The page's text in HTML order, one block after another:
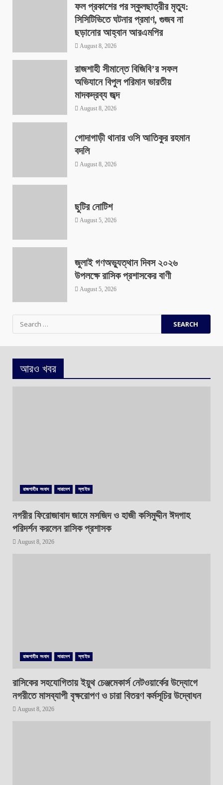
ফল প্রকাশের পর স্কুলছাত্রীর মৃত্যু:
সিসিটিভিতে ঘটনার প্রমাণ, গুজব না
ছড়ানোর আহ্বান আরএমপির
August 8, 2026
রাজশাহী সীমান্তে বিজিবি’র সফল
অভিযানে বিপুল পরিমান ভারতীয়
মাদকদ্রব্য জব্দ
August 8, 2026
গোদাগাড়ী থানার ওসি আতিকুর রহমান
বদলি
August 8, 2026
ছুটির নোটিশ
August 5, 2026
জুলাই গণঅভ্যুত্থান দিবস ২০২৬
উপলক্ষে রাসিক প্রশাসকের বাণী
August 5, 2026
for:
আরও খবর
রাজশাহীর সংবাদ সারাদেশ স্লাইড
নগরীর ফিরোজাবাদ জামে মসজিদ ও হাজী কসিমুদ্দীন ঈদগাহ
পরিদর্শন করলেন রাসিক প্রশাসক
August 8, 2026
রাজশাহীর সংবাদ সারাদেশ স্লাইড
রাসিকের সহযোগিতায় ইয়ুথ চেঞ্জমেকার্স নেটওয়ার্কের উদ্যোগে
নগরীতে মাসব্যাপী বৃক্ষরোপণ ও চারা বিতরণ কর্মসূচির উদ্বোধন
August 8, 2026